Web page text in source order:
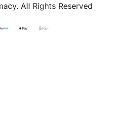
All Rights Reserved